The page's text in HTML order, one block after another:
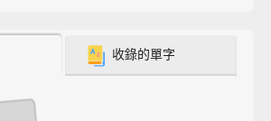
收錄的單字